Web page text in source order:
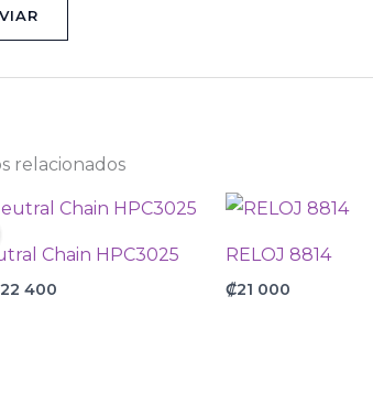
relacionados
Chain HPC3025
22 400
Current
price
₡22
RELOJ 8814
₡21 000